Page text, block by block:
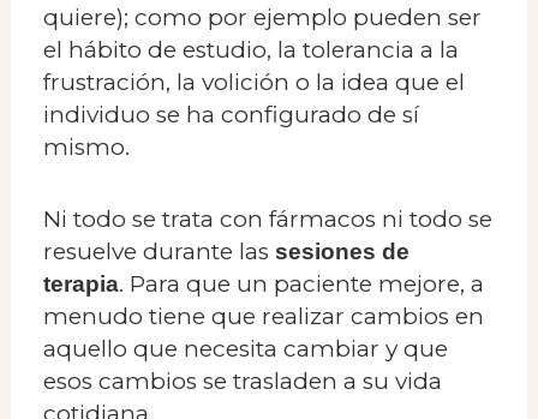
quiere); como por ejemplo pueden ser
el hábito de estudio, la tolerancia a la
frustración, la volición o la idea que el
individuo se ha configurado de sí
mismo.
Ni todo se trata con fármacos ni todo se
resuelve durante las sesiones de
terapia. Para que un paciente mejore, a
menudo tiene que realizar cambios en
aquello que necesita cambiar y que
esos cambios se trasladen a su vida
cotidiana.